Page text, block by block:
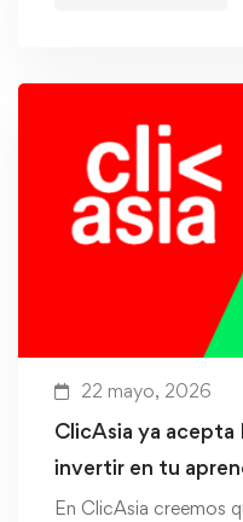
22 mayo, 2026
ClicAsia ya acepta
invertir en tu
En ClicAsia creemos